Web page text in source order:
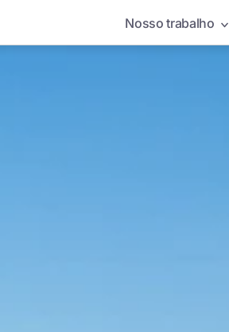
Nosso trabalho